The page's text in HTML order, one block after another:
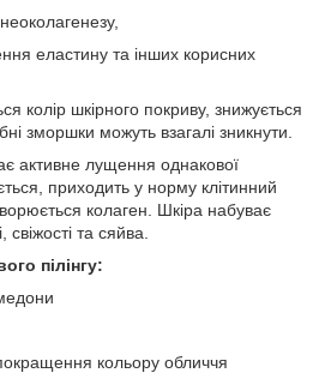
еластину та інших корисних
колір шкірного покриву, знижується
зморшки можуть взагалі зникнути.
активне лущення однакової
приходить у норму клітинний
колаген. Шкіра набуває
та сяйва.
пілінгу:
покращення кольору обличчя